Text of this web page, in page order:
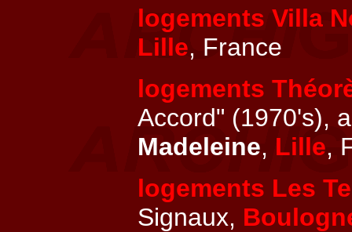
logements Villa
Lille, France
logements
Accord" (1970's),
Madeleine, Lille,
logements Les
Signaux,